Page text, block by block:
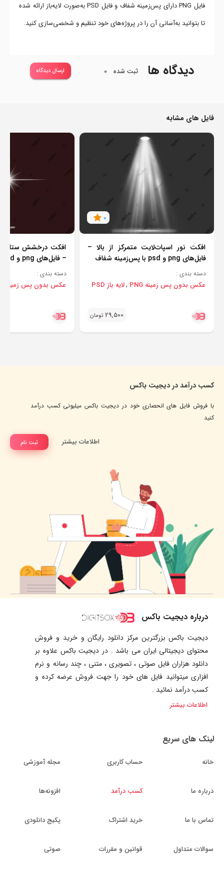
فایل PNG دارای پس‌زمینه شفاف و فایل PSD به‌صورت لایه‌باز ارائه شده
تا بتوانید به‌آسانی آن را در پروژه‌های خود تنظیم و شخصی‌سازی کنید.
دیدگاه ها ثبت شده 0 ارسال دیدگاه
فایل های مشابه
0
افکت نور اسپات‌لایت متمرکز از بالا –
فایل‌های png و psd با پس‌زمینه شفاف
دسته بندی :
عکس بدون پس زمینه PNG ,لایه باز PSD
29,500 تومان
افکت درخشش
– فایل‌های png و psd با پس‌زمینه شفاف
دسته بندی :
عکس بدون پس زمینه PNG
کسب درآمد در دیجیت باکس
با فروش فایل های انحصاری خود در دیجیت باکس میلیونی کسب درآمد
کنید
ثبت نام اطلاعات بیشتر
درباره دیجیت باکس
دیجیت باکس بزرگترین مرکز دانلود رایگان و خرید و فروش
محتوای دیجیتالی ایران می باشد . در دیجیت باکس علاوه بر
دانلود هزاران فایل صوتی ، تصویری ، متنی ، چند رسانه و نرم
افزاری میتوانید فایل های خود را جهت فروش عرضه کرده و
کسب درآمد نمائید .
اطلاعات بیشتر
لینک های سریع
خانه
درباره ما
تماس با ما
سوالات متداول
حساب کاربری
کسب درآمد
خرید اشتراک
قوانین و مقررات
مجله آموزشی
افزونه‌ها
پکیج دانلودی
صوتی